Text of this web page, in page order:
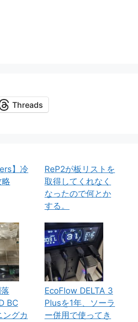
Threads
】冷
ReP2が板リストを
取得してくれなく
なったので何とか
する。
BC
グカ
EcoFlow DELTA 3
Plusを1年、ソーラ
ー併用で使ってき